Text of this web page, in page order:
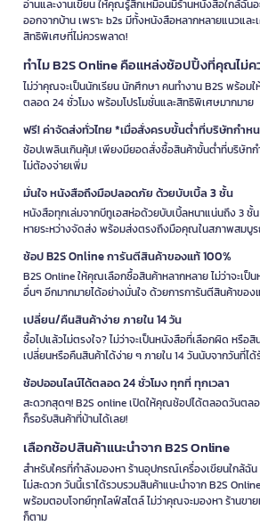
อ่านและงานเขียน ให้คุณรู้สึกเหมือนมีร้านหนังสือใกล้ฉัน
ออกจากบ้าน เพราะ b2s มีทั้งหนังสือหลากหลายแนวแ
สิทธิพิเศษที่ไม่ควรพลาด!
ทำไม B2S Online คือแหล่งช้อปปิ้งที่คุณไม่
ไม่ว่าคุณจะเป็นนักเรียน นักศึกษา คนทำงาน B2S พร้อ
ตลอด 24 ชั่วโมง พร้อมโปรโมชั่นและสิทธิพิเศษมากมาย
ฟรี! ค่าจัดส่งทั่วไทย *เมื่อสั่งครบขั้นต่ำที่บริษัทกำห
ช้อปเพลินเกินคุ้ม! เพียงมียอดสั่งซื้อสินค้าขั้นต่ำที่บริษัท
ไม่ต้องจ่ายเพิ่ม
มั่นใจ หนังสือถึงมือปลอดภัย ด้วยบับเบิ้ล 3 ชั้น
หนังสือทุกเล่มจากบีทูเอสห่อด้วยบับเบิ้ลหนาแน่นถึง 3 ชั้
หายระหว่างจัดส่ง พร้อมส่งตรงถึงมือคุณในสภาพสมบู
ช้อป B2S Online การันตีสินค้าของแท้ 100%
B2S Online ให้คุณเลือกซื้อสินค้าหลากหลาย ไม่ว่าจะเป็
อื่นๆ อีกมากมายได้อย่างมั่นใจ ด้วยการการันตีสินค้าขอ
เปลี่ยน/คืนสินค้าง่าย ภายใน 14 วัน
ซื้อไปแล้วไม่ตรงใจ? ไม่ว่าจะเป็นหนังสือที่เลือกผิด หรื
เปลี่ยนหรือคืนสินค้าได้ง่าย ๆ ภายใน 14 วันนับจากวันที่ไ
ช้อปออนไลน์ได้ตลอด 24 ชั่วโมง ทุกที่ ทุกเวลา
สะดวกสุดๆ! B2S online เปิดให้คุณช้อปได้ตลอดวันตล
ก็รอรับสินค้าที่บ้านได้เลย!
เลือกช้อปสินค้าแนะนำจาก B2S Online
สำหรับใครที่กำลังมองหา ร้านอุปกรณ์เครื่องเขียนใกล้ฉั
ไม่สะดวก วันนี้เราได้รวบรวมสินค้าแนะนำจาก B2S
พร้อมตอบโจทย์ทุกไลฟ์สไตล์ ไม่ว่าคุณจะมองหา ร้านขา
ก็ตาม